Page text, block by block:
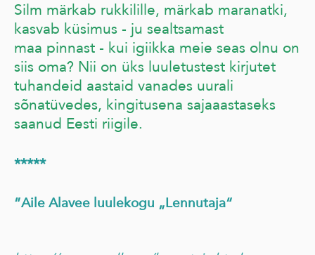
Silm märkab rukkilille, märkab maranatki,
kasvab küsimus - ju sealtsamast
maa pinnast - kui igiikka meie seas olnu on
siis oma? Nii on üks luuletustest kirjutet
tuhandeid aastaid vanades uurali
sõnatüvedes, kingitusena sajaaastaseks
saanud Eesti riigile.
*****
”Aile Alavee luulekogu „Lennutaja“